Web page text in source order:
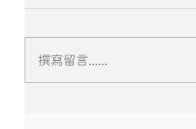
撰寫留言......